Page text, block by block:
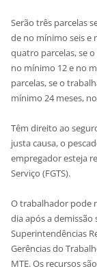
Serão três parcelas
de no mínimo seis e
quatro parcelas, se
no mínimo 12 e no
parcelas, se o
mínimo 24 meses,
Têm direito ao
justa causa, o
empregador esteja
Serviço (FGTS).
O trabalhador pode
dia após a
Superintendências
Gerências do
MTE. Os recursos